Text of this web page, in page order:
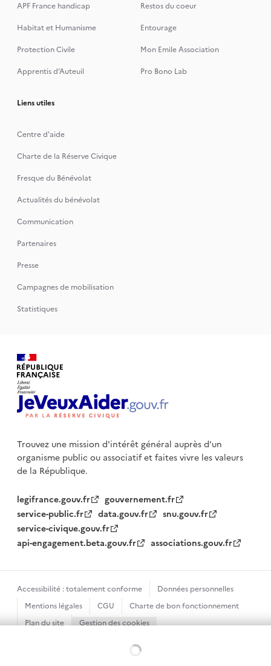
APF France handicap
Restos du coeur
Habitat et Humanisme
Entourage
Protection Civile
Mon Emile Association
Apprentis d’Auteuil
Pro Bono Lab
Liens utiles
Centre d'aide
Charte de la Réserve Civique
Fresque du Bénévolat
Actualités du bénévolat
Communication
Partenaires
Presse
Campagnes de mobilisation
Statistiques
Trouvez une mission d'intérêt général auprès d’un
organisme publicou associatif et faites vivre les valeurs
de la République.
legifrance.gouv.fr
gouvernement.fr
service-public.fr
data.gouv.fr
snu.gouv.fr
service-civique.gouv.fr
api-engagement.beta.gouv.fr
associations.gouv.fr
Accessibilité : totalement conforme
Données personnelles
Mentions légales
CGU
Charte de bon fonctionnement
Plan du site
Gestion des cookies
Sauf mention contraire, tous les textes de ce site sont sous